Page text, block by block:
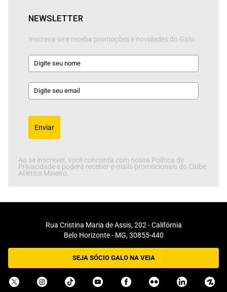
NEWSLETTER
Inscreva-se e receba promoções e novidades do Galo
Enviar
Ao se inscrever, você concorda com nossa Política de
Privacidade e poderá receber e-mails promocionais do Clube
Atlético Mineiro.
Rua Cristina Maria de Assis, 202 - Califórnia
Belo Horizonte - MG, 30855-440
SEJA SÓCIO GALO NA VEIA